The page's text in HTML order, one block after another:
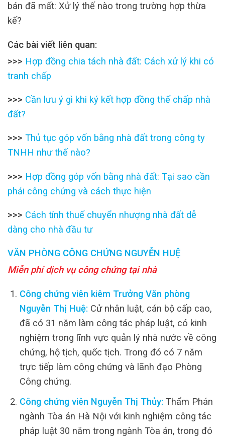
bán đã mất: Xử lý thế nào trong trường hợp thừa
kế?
Các bài viết liên quan:
>>> Hợp đồng chia tách nhà đất: Cách xử lý khi có
tranh chấp
>>> Cần lưu ý gì khi ký kết hợp đồng thế chấp nhà
đất?
>>> Thủ tục góp vốn bằng nhà đất trong công ty
TNHH như thế nào?
>>> Hợp đồng góp vốn bằng nhà đất: Tại sao cần
phải công chứng và cách thực hiện
>>> Cách tính thuế chuyển nhượng nhà đất dễ
dàng cho nhà đầu tư
VĂN PHÒNG CÔNG CHỨNG NGUYỄN HUỆ
Miễn phí dịch vụ công chứng tại nhà
Công chứng viên kiêm Trưởng Văn phòng
Nguyễn Thị Huệ: Cử nhân luật, cán bộ cấp cao,
đã có 31 năm làm công tác pháp luật, có kinh
nghiệm trong lĩnh vực quản lý nhà nước về công
chứng, hộ tịch, quốc tịch. Trong đó có 7 năm
trực tiếp làm công chứng và lãnh đạo Phòng
Công chứng.
Công chứng viên Nguyễn Thị Thủy: Thẩm Phán
ngành Tòa án Hà Nội với kinh nghiệm công tác
pháp luật 30 năm trong ngành Tòa án, trong đó